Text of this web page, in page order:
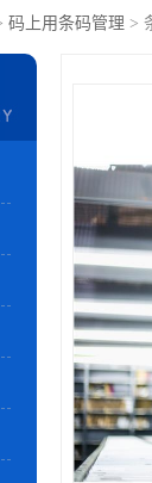
码上用条码管理 >